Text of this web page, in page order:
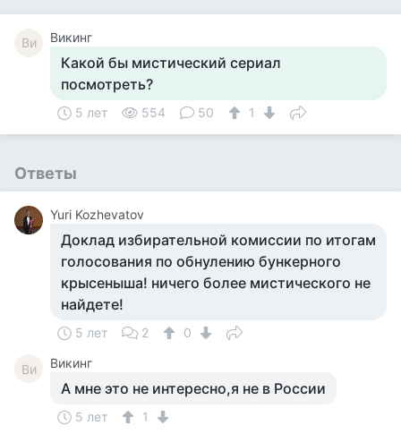
Ви Викинг
Какой бы мистический сериал
посмотреть?
5 лет 554 50 1
Ответы
Yuri Kozhevatov
Доклад избирательной комиссии по итогам
голосования по обнулению бункерного
крысеныша! ничего более мистического не
найдете!
5 лет 2 0
Ви Викинг
А мне это не интересно,я не в России
5 лет
1